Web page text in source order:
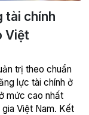
tài chính
Việt
trị theo chuẩn
lực tài chính ở
mức cao nhất
Việt Nam. Kết